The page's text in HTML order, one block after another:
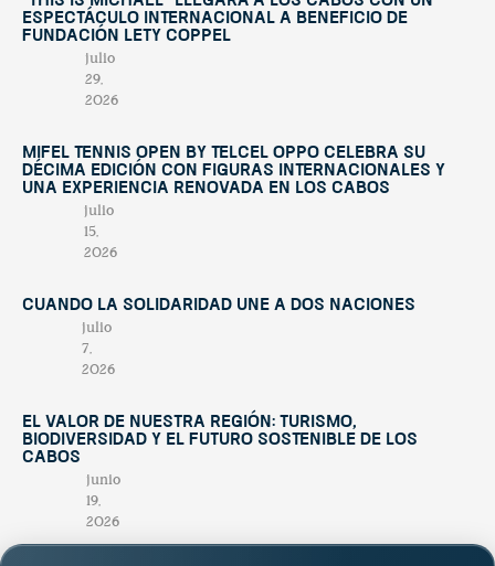
espectáculo internacional a beneficio de
Fundación Lety Coppel
julio
29,
2026
Mifel Tennis Open by Telcel Oppo celebra su
décima edición con figuras internacionales y
una experiencia renovada en Los Cabos
julio
15,
2026
Cuando la solidaridad une a dos naciones
julio
7,
2026
El valor de nuestra región: turismo,
biodiversidad y el futuro sostenible de Los
Cabos
junio
19,
2026